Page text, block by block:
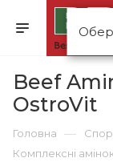
Beef
OstroVit
Головна —
Комплексні